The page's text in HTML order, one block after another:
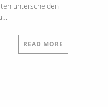
unterscheiden
READ MORE